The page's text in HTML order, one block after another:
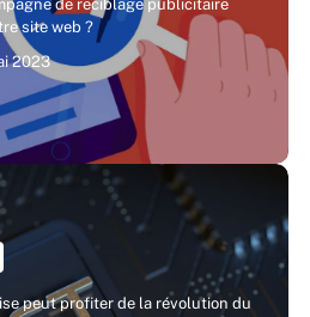
de reciblage publicitaire
site web ?
2023
peut profiter de la révolution du